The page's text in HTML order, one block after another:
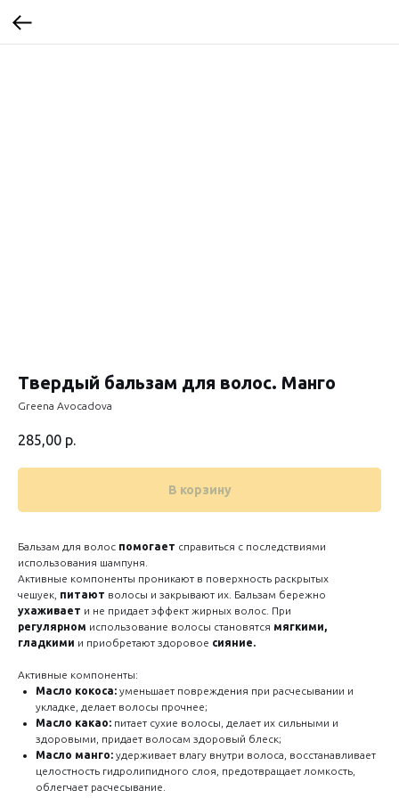
Твердый бальзам для волос. Манго
Greena Avocadova
285,00 р.
В корзину
Бальзам для волос помогает справиться с последствиями
использования шампуня.
Активные компоненты проникают в поверхность раскрытых
чешуек, питают волосы и закрывают их. Бальзам бережно
ухаживает и не придает эффект жирных волос. При
регулярном использование волосы становятся мягкими,
гладкими и приобретают здоровое сияние.
Активные компоненты:
Масло кокоса: уменьшает повреждения при расчесывании и
укладке, делает волосы прочнее;
Масло какао: питает сухие волосы, делает их сильными и
здоровыми, придает волосам здоровый блеск;
Масло манго: удерживает влагу внутри волоса, восстанавливает
целостность гидролипидного слоя, предотвращает ломкость,
облегчает расчесывание.